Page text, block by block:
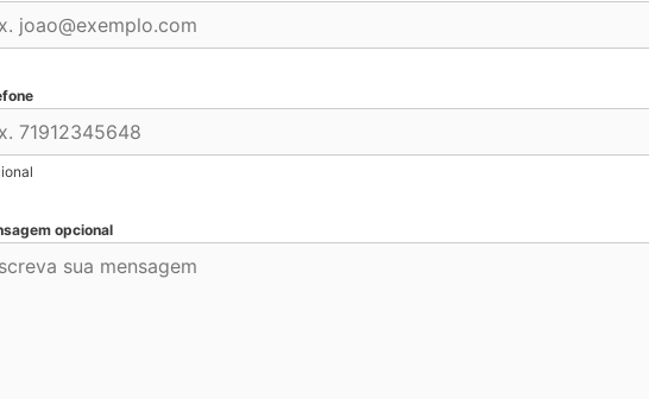
opcional